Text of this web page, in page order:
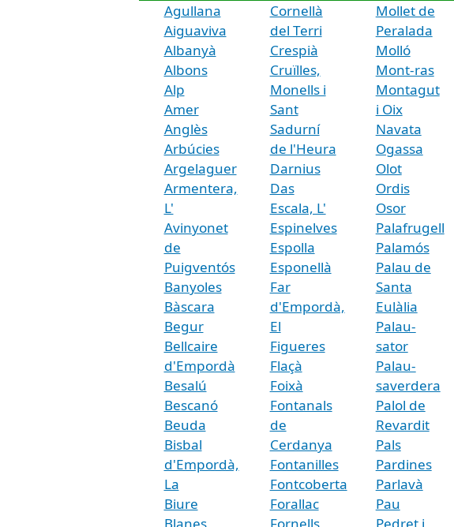
Agullana
Aiguaviva
Albanyà
Albons
Alp
Amer
Anglès
Arbúcies
Argelaguer
Armentera,
L'
Avinyonet
de
Puigventós
Banyoles
Bàscara
Begur
Bellcaire
d'Empordà
Besalú
Bescanó
Beuda
Bisbal
d'Empordà,
La
Biure
Blanes
Cornellà
del Terri
Crespià
Cruïlles,
Monells i
Sant
Sadurní
de l'Heura
Darnius
Das
Escala, L'
Espinelves
Espolla
Esponellà
Far
d'Empordà,
El
Figueres
Flaçà
Foixà
Fontanals
de
Cerdanya
Fontanilles
Fontcoberta
Forallac
Fornells
Mollet de
Peralada
Molló
Mont-ras
Montagut
i Oix
Navata
Ogassa
Olot
Ordis
Osor
Palafrugell
Palamós
Palau de
Santa
Eulàlia
Palau-
sator
Palau-
saverdera
Palol de
Revardit
Pals
Pardines
Parlavà
Pau
Pedret i